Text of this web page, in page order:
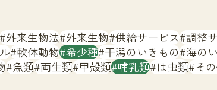
外来生物法 外来生物 供給サービス 調整
軟体動物 希少種 干潟のいきもの 海の
魚類 両生類 甲殻類 哺乳類 は虫類 そ